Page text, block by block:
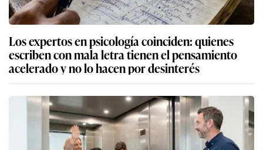
Los expertos en psicología coinciden: quienes
escriben con mala letra tienen el pensamiento
acelerado y no lo hacen por desinterés